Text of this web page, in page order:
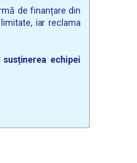
de finanțare din
iar reclama
echipei